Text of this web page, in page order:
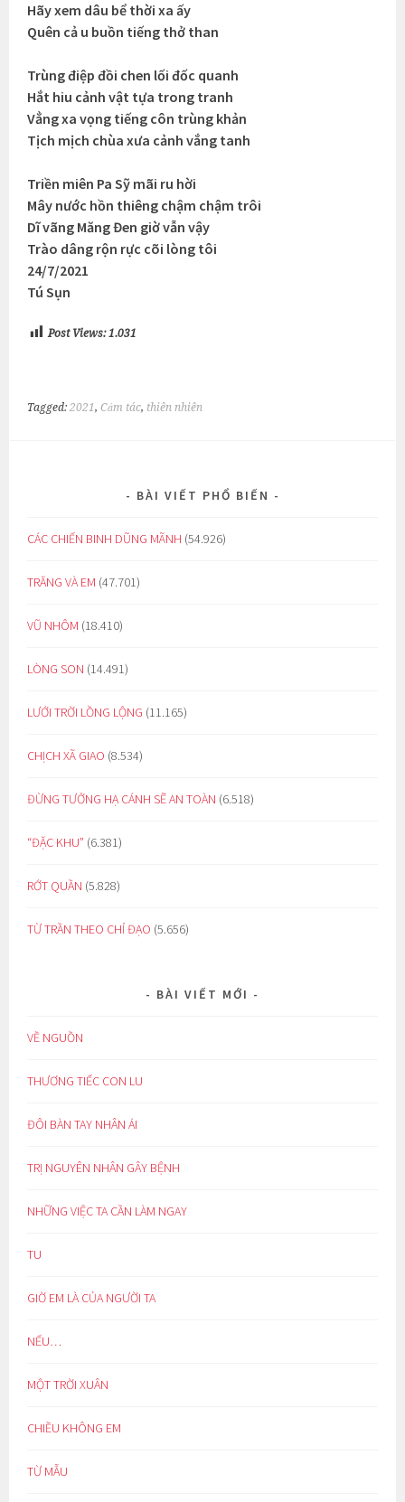
Hãy xem dâu bể thời xa ấy
Quên cả u buồn tiếng thở than
Trùng điệp đồi chen lối đốc quanh
Hắt hiu cảnh vật tựa trong tranh
Vẳng xa vọng tiếng côn trùng khản
Tịch mịch chùa xưa cảnh vắng tanh
Triền miên Pa Sỹ mãi ru hời
Mây nước hồn thiêng chậm chậm trôi
Dĩ vãng Măng Đen giờ vẫn vậy
Trào dâng rộn rực cõi lòng tôi
24/7/2021
Tú Sụn
Post Views: 1.031
Tagged:2021,Cảm tác, thiên nhiên
BÀI VIẾT PHỔ BIẾN
CÁC CHIẾN BINH DŨNG MÃNH (54.926)
TRĂNG VÀ EM (47.701)
VŨ NHÔM (18.410)
LÒNG SON (14.491)
LƯỚI TRỜI LỒNG LỘNG (11.165)
CHỊCH XÃ GIAO (8.534)
ĐỪNG TƯỞNG HẠ CÁNH SẼ AN TOÀN (6.518)
“ĐẶC KHU” (6.381)
RỚT QUẦN (5.828)
TỪ TRẦN THEO CHỈ ĐẠO (5.656)
BÀI VIẾT MỚI
VỀ NGUỒN
THƯƠNG TIẾC CON LU
ĐÔI BÀN TAY NHÂN ÁI
TRỊ NGUYÊN NHÂN GÂY BỆNH
NHỮNG VIỆC TA CẦN LÀM NGAY
TU
GIỜ EM LÀ CỦA NGƯỜI TA
NẾU…
MỘT TRỜI XUÂN
CHIỀU KHÔNG EM
TỪ MẪU